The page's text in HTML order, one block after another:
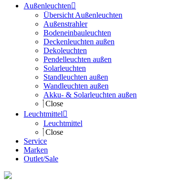
Außenleuchten
Übersicht Außenleuchten
Außenstrahler
Bodeneinbauleuchten
Deckenleuchten außen
Dekoleuchten
Pendelleuchten außen
Solarleuchten
Standleuchten außen
Wandleuchten außen
Akku- & Solarleuchten außen
Close
Leuchtmittel
Leuchtmittel
Close
Service
Marken
Outlet/Sale